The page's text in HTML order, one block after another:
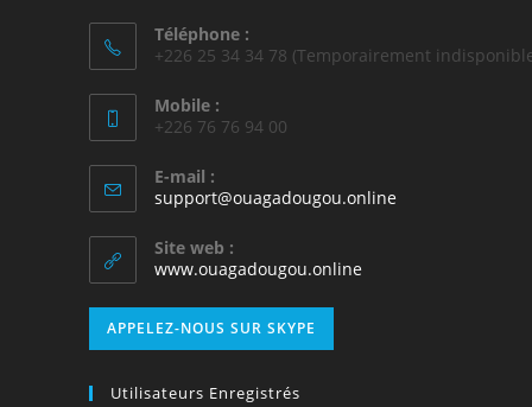
Téléphone :
+226 25 34 34 78 (Temporairement
Mobile :
+226 76 76 94 00
E-mail :
support@ouagadougou.online
Site web :
www.ouagadougou.online
APPELEZ-NOUS SUR SKYPE
Utilisateurs Enregistrés